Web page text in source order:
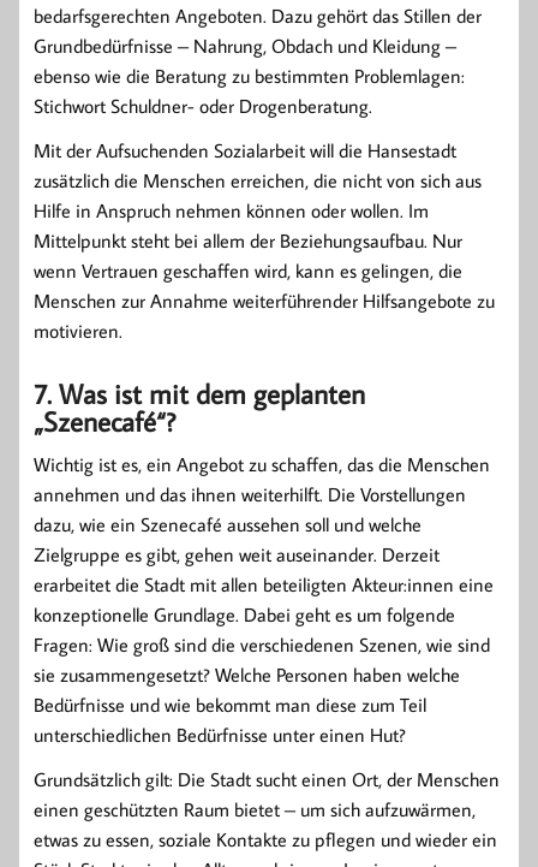
bedarfsgerechten Angeboten. Dazu gehört das Stillen der
Grundbedürfnisse – Nahrung, Obdach und Kleidung –
ebenso wie die Beratung zu bestimmten Problemlagen:
Stichwort Schuldner- oder Drogenberatung.
Mit der Aufsuchenden Sozialarbeit will die Hansestadt
zusätzlich die Menschen erreichen, die nicht von sich aus
Hilfe in Anspruch nehmen können oder wollen. Im
Mittelpunkt steht bei allem der Beziehungsaufbau. Nur
wenn Vertrauen geschaffen wird, kann es gelingen, die
Menschen zur Annahme weiterführender Hilfsangebote zu
motivieren.
7. Was ist mit dem geplanten
„Szenecafé“?
Wichtig ist es, ein Angebot zu schaffen, das die Menschen
annehmen und das ihnen weiterhilft. Die Vorstellungen
dazu, wie ein Szenecafé aussehen soll und welche
Zielgruppe es gibt, gehen weit auseinander. Derzeit
erarbeitet die Stadt mit allen beteiligten Akteur:innen eine
konzeptionelle Grundlage. Dabei geht es um folgende
Fragen: Wie groß sind die verschiedenen Szenen, wie sind
sie zusammengesetzt? Welche Personen haben welche
Bedürfnisse und wie bekommt man diese zum Teil
unterschiedlichen Bedürfnisse unter einen Hut?
Grundsätzlich gilt: Die Stadt sucht einen Ort, der Menschen
einen geschützten Raum bietet – um sich aufzuwärmen,
etwas zu essen, soziale Kontakte zu pflegen und wieder ein